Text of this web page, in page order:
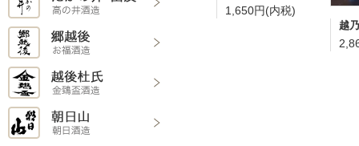
1,650円(内税)
越